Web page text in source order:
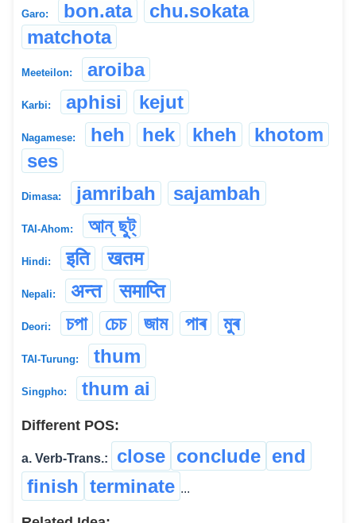
Garo: bon.ata
chu.sokata
matchota
Meeteilon: aroiba
Karbi: aphisi kejut
Nagamese: heh hek kheh
khotom
ses
Dimasa: jamribah sajambah
TAI-Ahom: আন্ ছুট্
Hindi: इति खतम
Nepali: अन्त समाप्ति
Deori: চপা চেচ জাম পাৰ মুৰ
TAI-Turung: thum
Singpho: thum ai
Different POS:
a. Verb-Trans.: close conclude end
finish terminate ...